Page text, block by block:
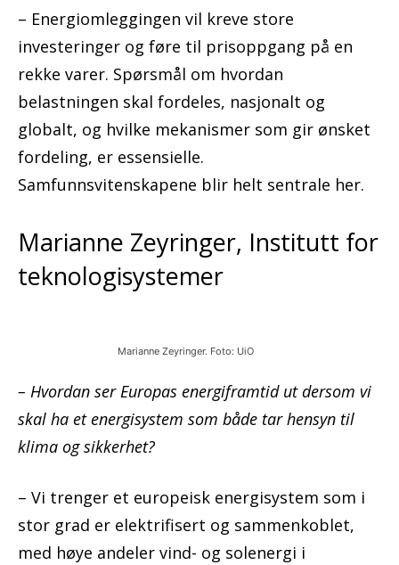
– Energiomleggingen vil kreve store
investeringer og føre til prisoppgang på en
rekke varer. Spørsmål om hvordan
belastningen skal fordeles, nasjonalt og
globalt, og hvilke mekanismer som gir ønsket
fordeling, er essensielle.
Samfunnsvitenskapene blir helt sentrale her.
Marianne Zeyringer, Institutt for
teknologisystemer
Marianne Zeyringer. Foto: UiO
– Hvordan ser Europas energiframtid ut dersom vi
skal ha et energisystem som både tar hensyn til
klima og sikkerhet?
– Vi trenger et europeisk energisystem som i
stor grad er elektrifisert og sammenkoblet,
med høye andeler vind- og solenergi i